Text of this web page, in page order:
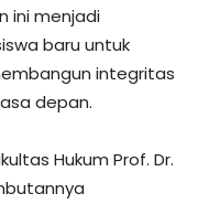
ini menjadi
baru untuk
integritas
depan.
Hukum Prof. Dr.